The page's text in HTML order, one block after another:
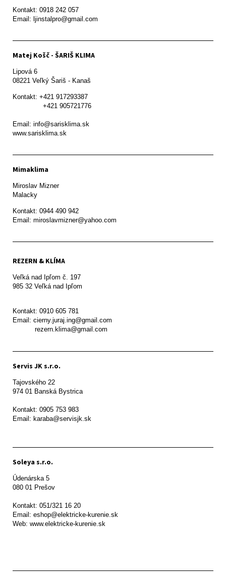
Kontakt: 0918 242 057
Email: ljinstalpro@gmail.com
Matej Košč - ŠARIŠ KLIMA
Lipová 6
08221 Veľký Šariš - Kanaš
Kontakt: +421 917293387
Email: info@sarisklima.sk
www.sarisklima.sk
Mimaklima
Miroslav Mizner
Malacky
Kontakt: 0944 490 942
REZERN & KLÍMA
Veľká nad Ipľom č. 197
985 32 Veľká nad Ipľom
Kontakt: 0910 605 781
Email: cierny.juraj.ing@gmail.com
           rezern.klima@gmail.com
Servis JK s.r.o.
Tajovského 22
974 01 Banská Bystrica
Kontakt: 0905 753 983
Email: karaba@servisjk.sk
Soleya s.r.o.
Údenárska 5
080 01 Prešov
Kontakt: 051/321 16 20
Email: eshop@elektricke-kurenie.sk
Web: www.elektricke-kurenie.sk